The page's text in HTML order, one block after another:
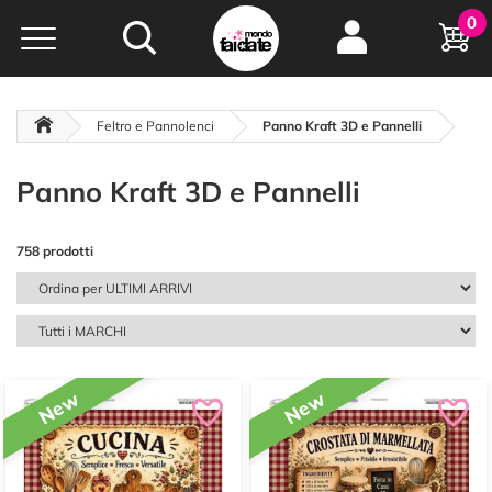
Hobby e
creatività...
oltre 15 anni online
0
Feltro e Pannolenci Panno Kraft 3D e Pannelli
Panno Kraft 3D e Pannelli
758 prodotti
New New